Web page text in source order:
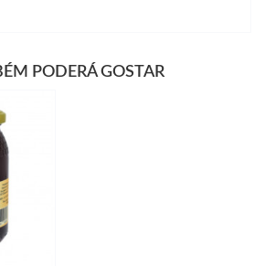
PODERÁ GOSTAR